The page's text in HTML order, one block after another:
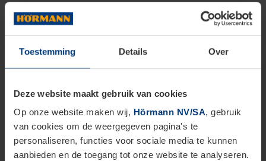
Toestemming Details Over
Deze website maakt gebruik van cookies
Op onze website maken wij, Hörmann NV/SA, gebruik
van cookies om de weergegeven pagina's te
personaliseren, functies voor sociale media te kunnen
aanbieden en de toegang tot onze website te analyseren.